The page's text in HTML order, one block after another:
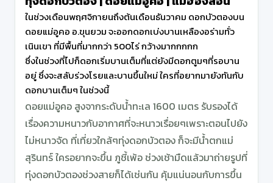
ในช่วงเดือนพฤศจิกายนถึงต้นเดือนธันวาคม ดอกบัวตองบน
ดอยแม่อูคอ อ.ขุนยวม จะออกดอกเบ่งบานเหลืองอร่ามทั่ว
เนินเขา ที่มีพื้นที่มากกว่า 500ไร่ กว้างมากกกกก
ซึ่งในช่วงที่ไปก็ดอกเริ่มบานเต็มที่แต่ยังมีดอกตูมๆที่รอบาน
อยู่ ซึ่งจะสลับร่วงโรยและบานขึ้นใหม่ ใครที่อยากมายังทันกับ
ดอกบานเต็มๆ ในช่วงนี้
ดอยแม่อูคอ สูงจากระดับน้ำทะเล 1600 เมตร รับรองได้
เรื่องความหนาวกับอากาศที่จะหนาวเรื่อยๆเพราะตอนไปยัง
ไม่หนาวจัด ที่เที่ยวใกล้ๆทุ่งดอกบัวตอง ก็จะมีน้ำตกแม่
สุรินทร์ ใครอยากจะขึ้น ภูชี้เพ้อ ช่วงเช้ามืดแล้วมาถ่ายรูปที่
ทุ่งดอกบัวตองช่วงสายก็ได้เช่นกัน คุ้มแน่นอนกับการขึ้น